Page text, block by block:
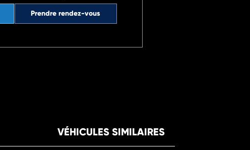
Prendre rendez-vous
VÉHICULES SIMILAIRES